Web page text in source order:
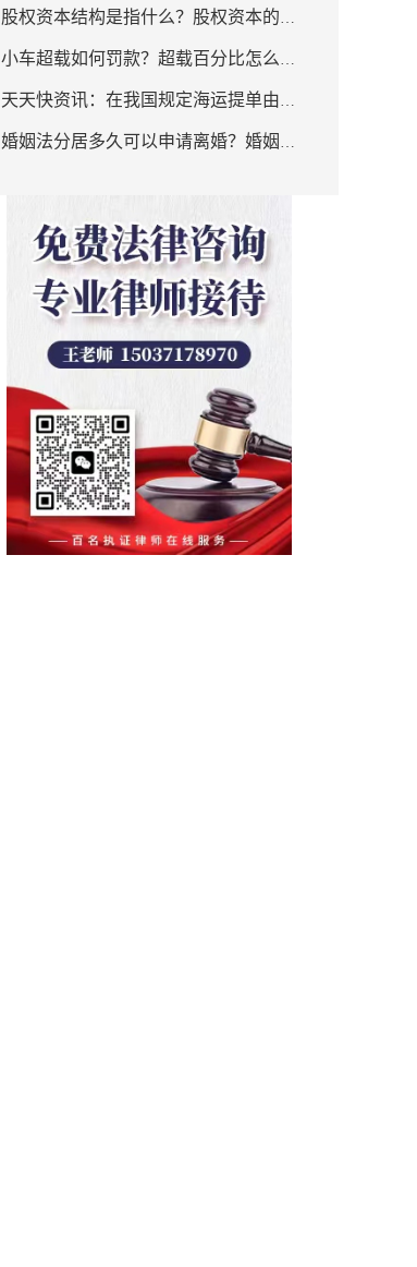
何管辖？
股权资本结构是指什么？股权资本的内
容有哪些？ 聚焦
小车超载如何罚款？超载百分比怎么计
算？
天天快资讯：在我国规定海运提单由谁
提供?海运提单的类型有哪些？
婚姻法分居多久可以申请离婚？婚姻法